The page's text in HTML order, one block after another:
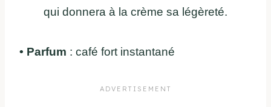
qui donnera à la crème sa légèreté.
• Parfum : café fort instantané